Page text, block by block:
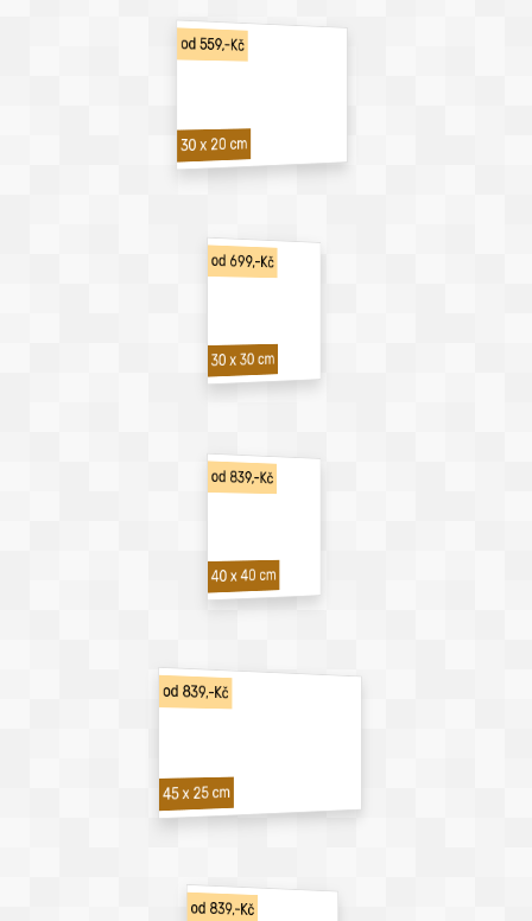
od 559,-Kč
30 x 20 cm
od 699,-Kč
30 x 30 cm
od 839,-Kč
40 x 40 cm
od 839,-Kč
45 x 25 cm
od 839,-Kč